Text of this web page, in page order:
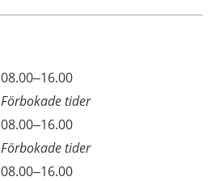
08.00–16.00
Förbokade tider
08.00–16.00
Förbokade tider
08.00–16.00